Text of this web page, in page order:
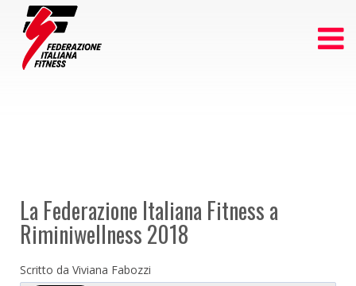
La Federazione Italiana Fitness a
Riminiwellness 2018
Scritto da Viviana Fabozzi